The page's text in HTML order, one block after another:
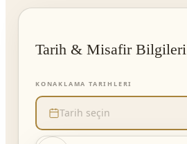
Tarih & Misafir Bilgileri
KONAKLAMA TARIHLERI
Tarih seçin